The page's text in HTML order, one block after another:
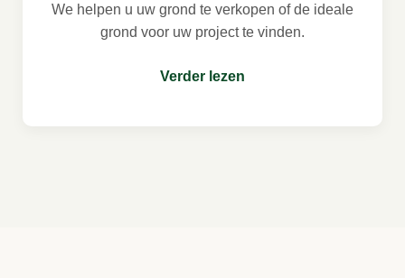
We helpen u uw grond te verkopen of de ideale
grond voor uw project te vinden.
Verder lezen